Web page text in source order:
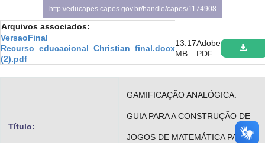
Gabinete de Segurança Institucional
Advocacia-Geral da União
Banco Central do Brasil
http://educapes.capes.gov.br/handle/capes/1174908
Arquivos associados:
VersaoFinal
Recurso_educacional_Christian_final.docx
(2).pdf
13.17
MB
Adobe
PDF
Título:
GAMIFICAÇÃO ANALÓGICA:
GUIA PARA A CONSTRUÇÃO DE
JOGOS DE MATEMÁTICA PARA 6º